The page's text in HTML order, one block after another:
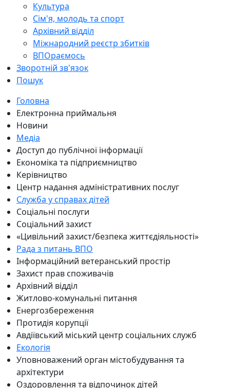
Культура
Сім'я, молодь та спорт
Архівний відділ
Міжнародний реєстр збитків
ВПОраємось
Зворотній зв'язок
Пошук
Головна
Електронна приймальня
Новини
Медіа
Доступ до публічної інформації
Економіка та підприємництво
Керівництво
Центр надання адміністративних послуг
Служба у справах дітей
Соціальні послуги
Соціальний захист
«Цивільний захист/безпека життєдіяльності»
Рада з питань ВПО
Інформаційний ветеранський простір
Захист прав споживачів
Архівний відділ
Житлово-комунальні питання
Енергозбереження
Протидія корупції
Авдіївський міський центр соціальних служб
Екологія
Уповноважений орган містобудування та
архітектури
Оздоровлення та відпочинок дітей